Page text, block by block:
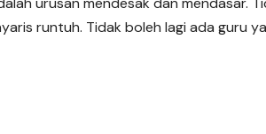
runtuh. Tidak boleh lagi ada guru